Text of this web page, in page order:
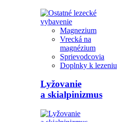
Magnezium
Vrecká na
magnézium
Sprievodcovia
Doplnky k lezeniu
Lyžovanie
a skialpinizmus